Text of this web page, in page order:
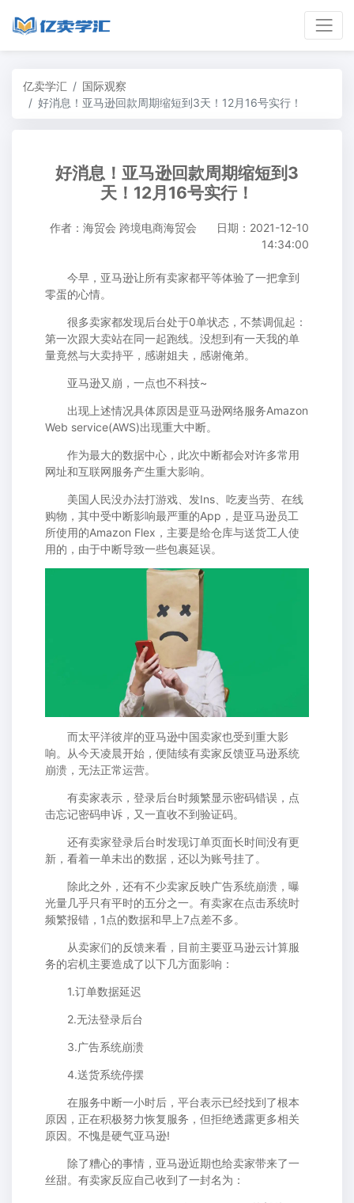
亿卖学汇
国际观察
好消息！亚马逊回款周期缩短到3天！12月16号实行！
好消息！亚马逊回款周期缩短到3
天！12月16号实行！
作者：海贸会 跨境电商海贸会
日期：2021-12-10
14:34:00
今早，亚马逊让所有卖家都平等体验了一把拿到
零蛋的心情。
很多卖家都发现后台处于0单状态，不禁调侃起：
第一次跟大卖站在同一起跑线。没想到有一天我的单
量竟然与大卖持平，感谢姐夫，感谢俺弟。
亚马逊又崩，一点也不科技~
出现上述情况具体原因是亚马逊网络服务Amazon
Web service(AWS)出现重大中断。
作为最大的数据中心，此次中断都会对许多常用
网址和互联网服务产生重大影响。
美国人民没办法打游戏、发Ins、吃麦当劳、在线
购物，其中受中断影响最严重的App，是亚马逊员工
所使用的Amazon Flex，主要是给仓库与送货工人使
用的，由于中断导致一些包裹延误。
而太平洋彼岸的亚马逊中国卖家也受到重大影
响。从今天凌晨开始，便陆续有卖家反馈亚马逊系统
崩溃，无法正常运营。
有卖家表示，登录后台时频繁显示密码错误，点
击忘记密码申诉，又一直收不到验证码。
还有卖家登录后台时发现订单页面长时间没有更
新，看着一单未出的数据，还以为账号挂了。
除此之外，还有不少卖家反映广告系统崩溃，曝
光量几乎只有平时的五分之一。有卖家在点击系统时
频繁报错，1点的数据和早上7点差不多。
从卖家们的反馈来看，目前主要亚马逊云计算服
务的宕机主要造成了以下几方面影响：
1.订单数据延迟
2.无法登录后台
3.广告系统崩溃
4.送货系统停摆
在服务中断一小时后，平台表示已经找到了根本
原因，正在积极努力恢复服务，但拒绝透露更多相关
原因。不愧是硬气亚马逊!
除了糟心的事情，亚马逊近期也给卖家带来了一
丝甜。有卖家反应自己收到了一封名为：